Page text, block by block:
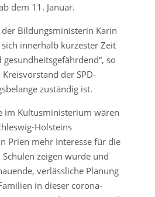
dem 11. Januar.
Bildungsministerin Karin
innerhalb kürzester Zeit
so
der SPD-
zuständig ist.
im Kultusministerium wären
Holsteins
Prien mehr Interesse für die
zeigen würde und
verlässliche Planung
in dieser corona-